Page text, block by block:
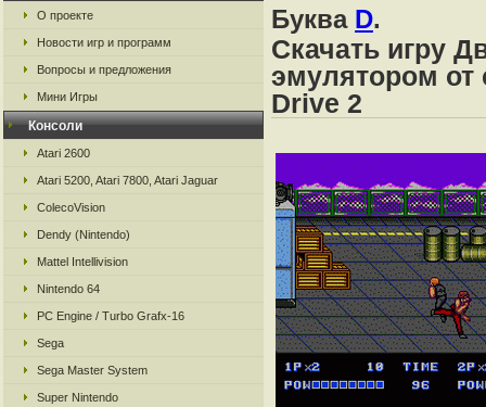
О проекте
Новости игр и программ
Вопросы и предложения
Мини Игры
Консоли
Atari 2600
Atari 5200, Atari 7800, Atari Jaguar
ColecoVision
Dendy (Nintendo)
Mattel Intellivision
Nintendo 64
PC Engine / Turbo Grafx-16
Sega
Sega Master System
Super Nintendo
Буква D.
Скачать игру
эмулятором от
Drive 2